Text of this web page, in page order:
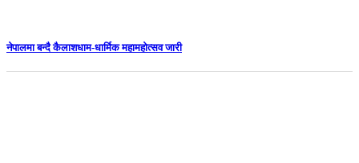
नेपालमा बन्दै कैलाशधाम-धार्मिक महामहोत्सव जारी